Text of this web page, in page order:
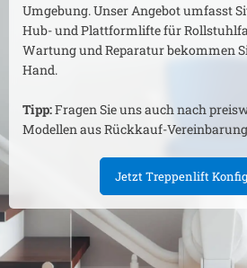
Umgebung. Unser Angebot umfasst
Hub- und Plattformlifte für
Wartung und Reparatur bekommen
Hand.
Tipp:Fragen Sie uns auch nach
Modellen aus Rückkauf-
Jetzt Treppenlift